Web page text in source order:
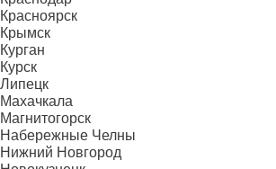
Красноярск
Крымск
Курган
Курск
Липецк
Махачкала
Магнитогорск
Набережные Челны
Нижний Новгород